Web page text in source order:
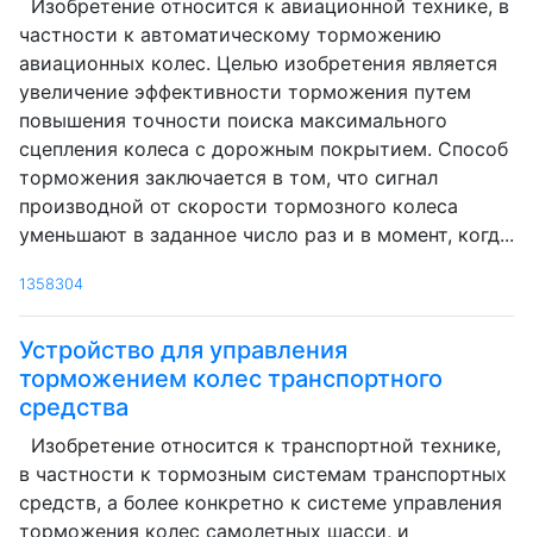
Изобретение относится к авиационной технике, в
частности к автоматическому торможению
авиационных колес. Целью изобретения является
увеличение эффективности торможения путем
повышения точности поиска максимального
сцепления колеса с дорожным покрытием. Способ
торможения заключается в том, что сигнал
производной от скорости тормозного колеса
уменьшают в заданное число раз и в момент, когд...
1358304
Устройство для управления
торможением колес транспортного
средства
Изобретение относится к транспортной технике,
в частности к тормозным системам транспортных
средств, а более конкретно к системе управления
торможения колес самолетных шасси, и